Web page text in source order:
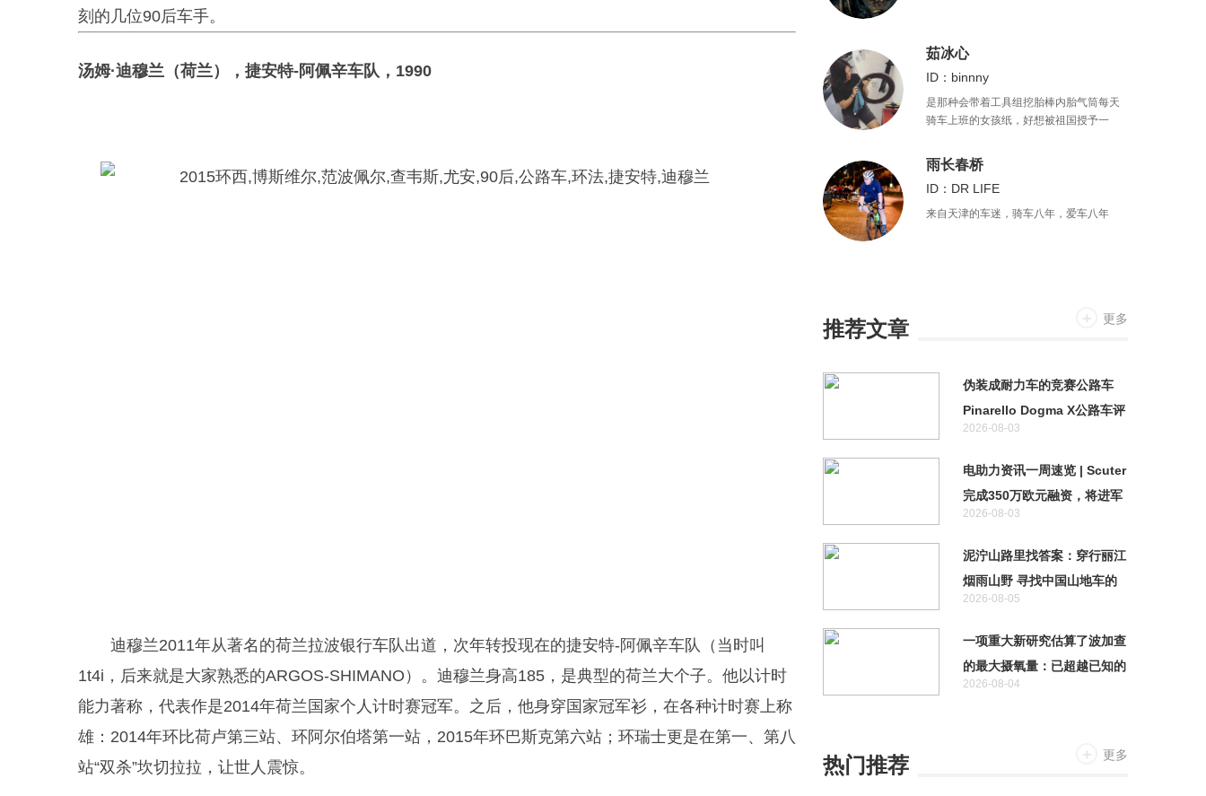
刻的几位90后车手。
汤姆·迪穆兰（荷兰），捷安特-阿佩辛车队，1990
迪穆兰2011年从著名的荷兰拉波银行车队出道，次年转投现在的捷安特-阿佩辛车队（当时叫
1t4i，后来就是大家熟悉的ARGOS-SHIMANO）。迪穆兰身高185，是典型的荷兰大个子。他以计时
能力著称，代表作是2014年荷兰国家个人计时赛冠军。之后，他身穿国家冠军衫，在各种计时赛上称
雄 ：2014年环比荷卢第三站、环阿尔伯塔第一站，2015年环巴斯克第六站； 环瑞士更是在第一、第八
站“双杀”坎切拉拉，让世人震惊。
茹冰心
ID：binnny
是那种会带着工具组挖胎棒内胎气筒每天
骑车上班的女孩纸，好想被祖国授予一
个时常来不及更的公众号“刷街走啊
（shuajiezoua）”，没啥粉丝希望你可以
关注我。
雨长春桥
ID：DR LIFE
来自天津的车迷，骑车八年，爱车八年
推荐文章 更多
伪装成耐力车的竞赛公路车
Pinarello Dogma X公路车评
测
2026-08-03
电助力资讯一周速览 | Scuter
完成350万欧元融资，将进军
自动驾驶领域
2026-08-03
泥泞山路里找答案：穿行丽江
烟雨山野 寻找中国山地车的
未来
2026-08-05
一项重大新研究估算了波加查
的最大摄氧量：已超越已知的
人类极限
2026-08-04
热门推荐 更多